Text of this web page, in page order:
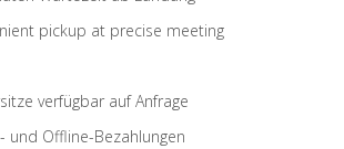
pickup at precise meeting
verfügbar auf Anfrage
und Offline-Bezahlungen